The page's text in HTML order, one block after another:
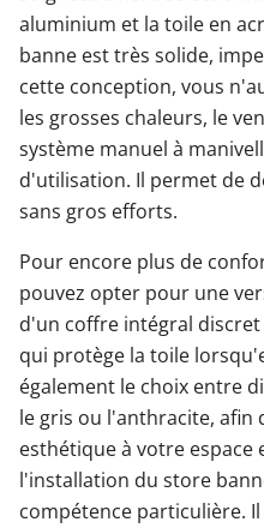
aluminium et la toile en
banne est très solide,
cette conception, vous
les grosses chaleurs, le
système manuel à
d'utilisation. Il permet de
sans gros efforts.
Pour encore plus de
pouvez opter pour une
d'un coffre intégral
qui protège la toile
également le choix entre
le gris ou l'anthracite,
esthétique à votre espace
l'installation du store
compétence particulière.